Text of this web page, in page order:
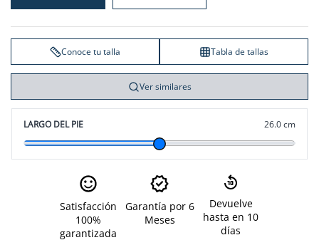
Conoce tu talla Tabla de tallas
Ver similares
LARGO DEL PIE 26.0 cm
Satisfacción
100%
garantizada
Garantía por 6
Meses
Devuelve
hasta en 10
días